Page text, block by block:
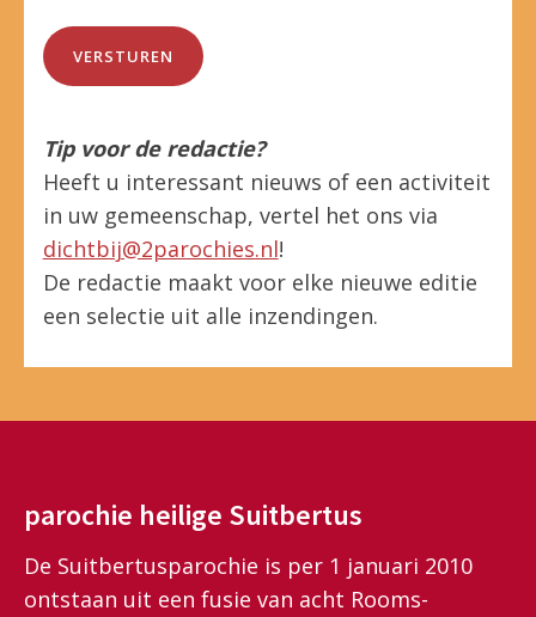
Tip voor de redactie?
Heeft u interessant nieuws of een activiteit
in uw gemeenschap, vertel het ons via
dichtbij@2parochies.nl!
De redactie maakt voor elke nieuwe editie
een selectie uit alle inzendingen.
parochie heilige Suitbertus
De Suitbertusparochie is per 1 januari 2010
ontstaan uit een fusie van acht Rooms-